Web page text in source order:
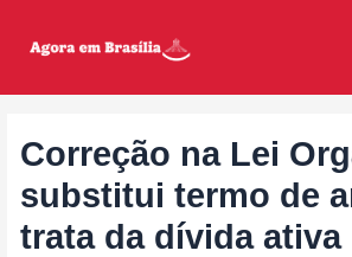
Correção na Lei
substitui termo de
trata da dívida ativa